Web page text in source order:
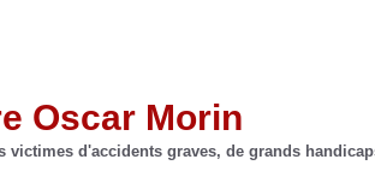
Oscar Morin
victimes d'accidents graves, de grands